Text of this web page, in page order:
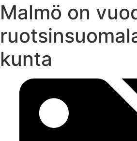
Malmö on
kunta